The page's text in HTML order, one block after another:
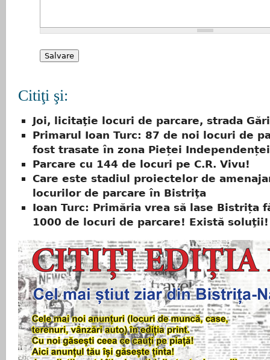
Citiţi şi:
Joi, licitaţie locuri de parcare, strada
Primarul Ioan Turc: 87 de noi locuri de
fost trasate în zona Pieței
Parcare cu 144 de locuri pe C.R. Vivu!
Care este stadiul proiectelor de
locurilor de parcare în Bistriţa
Ioan Turc: Primăria vrea să lase Bistrița
1000 de locuri de parcare! Există soluţii!